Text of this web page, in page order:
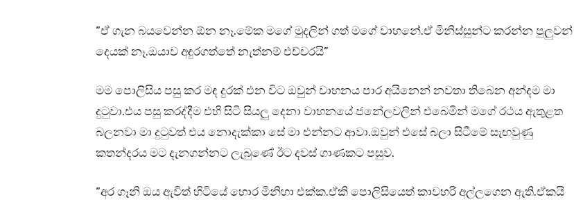
“ඒ ගැන බයවෙන්න ඕන නෑ.මේක මගේ මුදලින් ගත් මගේ වාහනේ.ඒ මිනිස්සුන්ට කරන්න පුලුවන්
දෙයක් නෑ.ඔයාව අඳුරගත්තේ නැත්නම් එච්චරයි”
මම පොලිසිය පසු කර මඳ දුරක් එන විට ඔවුන් වාහනය පාර අයිනෙන් නවතා තිබෙන අන්දම මා
දුටුවා.එය පසු කරද්දීම එහි සිටි සියලු දෙනා වාහනයේ ජනේලවලින් එබෙමින් මගේ රථය ඇතුළත
බලනවා මා දුටුවත් එය නොදැක්කා සේ මා එන්නට ආවා.ඔවුන් එසේ බලා සිටීමේ සැඟවුණු
කතන්දරය මට දැනගන්නට ලැබුණේ ඊට දවස් ගාණකට පසුව.
“අර ගෑනි ඔය ඇවිත් හිටියේ හොර මිනිහා එක්ක.ඒකි පොලිසියෙත් කාවහරි අල්ලගෙන ඇති.ඒකයි